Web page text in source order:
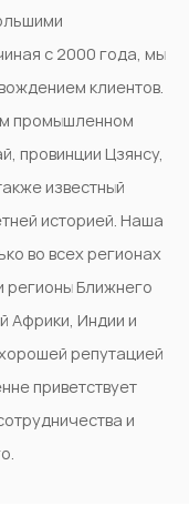
с 2000 года, мы
клиентов.
промышленном
провинции Цзянсу,
известный
историей. Наша
во всех регионах
регионы Ближнего
Африки, Индии и
репутацией
приветствует
и